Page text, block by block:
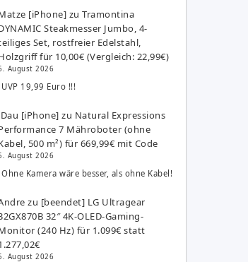
[iPhone] zuTramontina
Steakmesser Jumbo, 4-
Set, rostfreier Edelstahl,
für 10,00€ (Vergleich: 22,99€)
August 2026
UVP 19,99 Euro !!!
[iPhone] zu Natural Expressions
7 Mähroboter (ohne
500 m²) für 669,99€ mit Code
August 2026
Ohne Kamera wäre besser, als ohne Kabel!
zu [beendet] LG Ultragear
32″ 4K-OLED-Gaming-
(240 Hz) für 1.099€ statt
August 2026